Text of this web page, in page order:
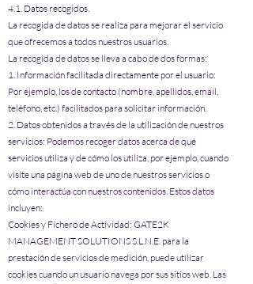
4.1. Datos recogidos.
La recogida de datos se realiza para mejorar el servicio
que ofrecemos a todos nuestros usuarios.
La recogida de datos se lleva a cabo de dos formas:
1. Información facilitada directamente por el usuario:
Por ejemplo, los de contacto (nombre, apellidos, email,
teléfono, etc.) facilitados para solicitar información.
2. Datos obtenidos a través de la utilización de nuestros
servicios: Podemos recoger datos acerca de qué
servicios utiliza y de cómo los utiliza, por ejemplo, cuando
visite una página web de uno de nuestros servicios o
cómo interactúa con nuestros contenidos. Estos datos
incluyen:
Cookies y Fichero de Actividad: GATE2K
MANAGEMENT SOLUTIONS S.L.N.E. para la
prestación de servicios de medición, puede utilizar
cookies cuando un usuario navega por sus sitios web. Las